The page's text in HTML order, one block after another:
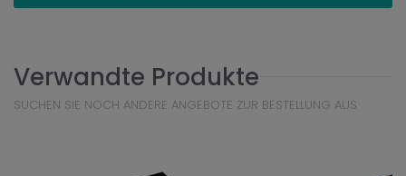
Verwandte Produkte
SUCHEN SIE NOCH ANDERE ANGEBOTE ZUR BESTELLUNG AUS